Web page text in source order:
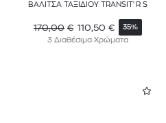
ΒΑΛΙΤΣΑ ΤΑΞΙΔΙΟΥ TRANSIT'R S
170,00 € 110,50 € 35%
3 Διαθέσιμα Χρώματα